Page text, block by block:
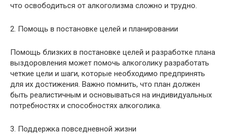
что освободиться от алкоголизма сложно и трудно.
2. Помощь в постановке целей и планировании
Помощь близких в постановке целей и разработке плана
выздоровления может помочь алкоголику разработать
четкие цели и шаги, которые необходимо предпринять
для их достижения. Важно помнить, что план должен
быть реалистичным и основываться на индивидуальных
потребностях и способностях алкоголика.
3. Поддержка повседневной жизни